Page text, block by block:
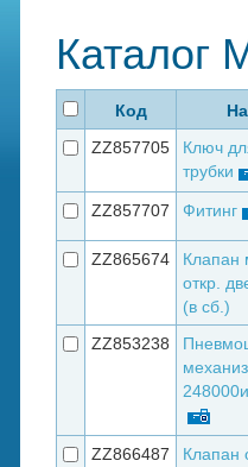
Каталог
Код
ZZ857705
Ключ
трубки
ZZ857707 Фитинг
ZZ865674
Клапан
откр.
(в сб.)
ZZ853238
ZZ866487
Клапан